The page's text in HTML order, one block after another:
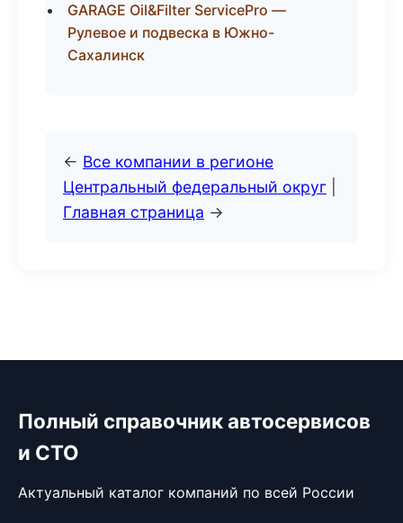
GARAGE Oil&Filter ServicePro —
Рулевое и подвеска в Южно-
Сахалинск
← Все компании в регионе
Центральный федеральный округ
Главная страница →
Полный справочник автосервисов
и СТО
Актуальный каталог компаний по всей России